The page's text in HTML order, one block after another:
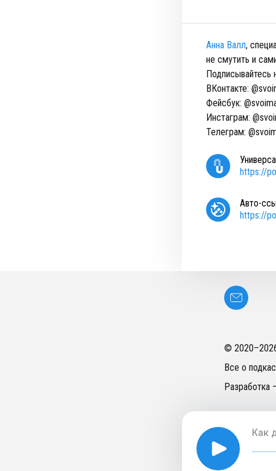
Анна Валл,
не смутить и
Подписывайтесь
ВКонтакте:
Фейсбук:
Инстаграм:
Телеграм:
https://
Авто-
https://
© 2020–
Все о
Разработка
Как